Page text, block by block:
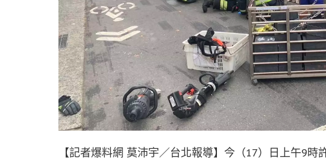
【記者爆料網 莫沛宇／台北報導】今（17）日上午9